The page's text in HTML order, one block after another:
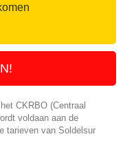
CKRBO (Centraal
voldaan aan de
tarieven van Soldelsur